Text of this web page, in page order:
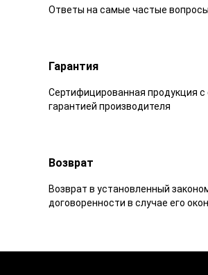
Ответы на самые частые
Гарантия
Сертифицированная продукция
гарантией производителя
Возврат
Возврат в установленный
договоренности в случае его